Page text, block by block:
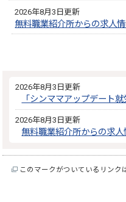
2026年8月3日更新
無料職業紹介所からの求人
2026年8月3日更新
「シンママアップデート
2026年8月3日更新
無料職業紹介所からの求人
このマークがついているリンク